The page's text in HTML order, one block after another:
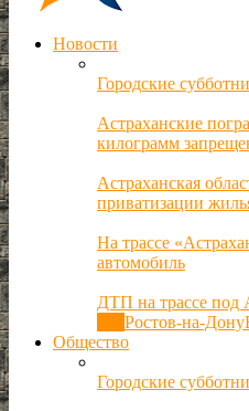
Новости
Городские
Астраханские
килограмм
Астраханская
приватизации
На трассе
автомобиль
ДТП на трассе под
Ростов-на-Дону
Общество
Городские